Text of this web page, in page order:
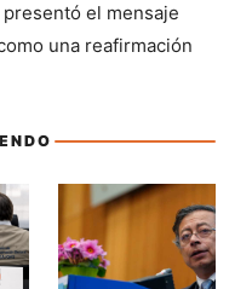
el mensaje
una reafirmación